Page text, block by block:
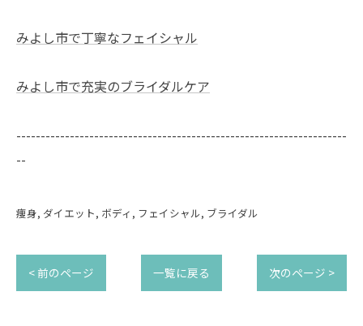
みよし市で丁寧なフェイシャル
みよし市で充実のブライダルケア
--------------------------------------------------------------------
--
痩身 ダイエット ボディ フェイシャル ブライダル
< 前のページ 一覧に戻る 次のページ >